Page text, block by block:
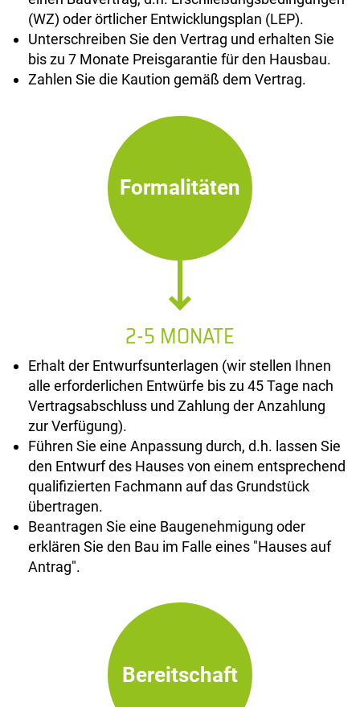
(WZ) oder örtlicher Entwicklungsplan (LEP).
Unterschreiben Sie den Vertrag und erhalten Sie
bis zu 7 Monate Preisgarantie für den Hausbau.
Zahlen Sie die Kaution gemäß dem Vertrag.
Formalitäten
2-5 MONATE
Erhalt der Entwurfsunterlagen (wir stellen Ihnen
alle erforderlichen Entwürfe bis zu 45 Tage nach
Vertragsabschluss und Zahlung der Anzahlung
zur Verfügung).
Führen Sie eine Anpassung durch, d.h. lassen Sie
den Entwurf des Hauses von einem entsprechend
qualifizierten Fachmann auf das Grundstück
übertragen.
Beantragen Sie eine Baugenehmigung oder
erklären Sie den Bau im Falle eines "Hauses auf
Antrag".
Bereitschaft